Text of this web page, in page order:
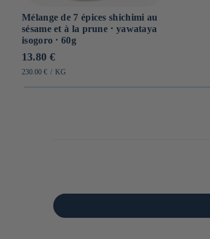
Mélange de 7 épices shichimi au
sésame et à la prune ⋅ yawataya
isogoro ⋅ 60g
Prix
habituel
13.80 €
PRIX
230.00 € / PAR
KG